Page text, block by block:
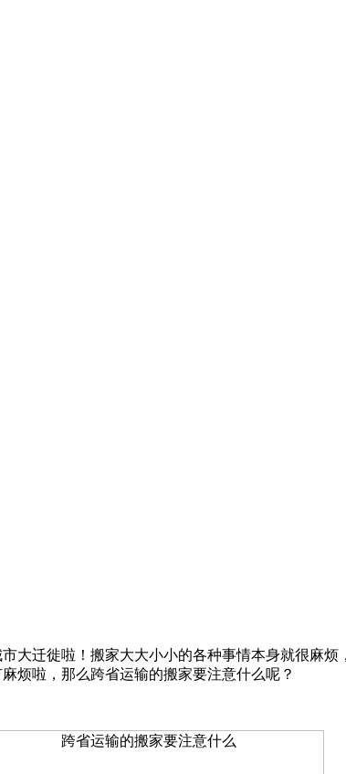
大迁徙啦！搬家大大小小的各种事情本身就很麻
烦啦，那么跨省运输的搬家要注意什么呢？